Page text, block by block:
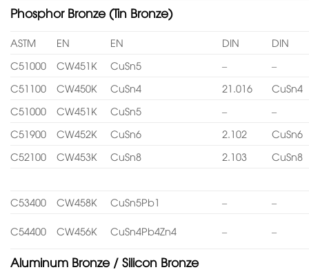
Phosphor Bronze (Tin Bronze)
ASTM EN EN DIN
DIN
C51000
CW451K CuSn5 –
–
C51100
CW450K CuSn4 21.016
CuSn4
C51000
CW451K CuSn5 –
–
C51900
CW452K CuSn6 2.102
CuSn6
C52100
CW453K CuSn8 2.103 CuSn8
C53400 CW458K CuSn5Pb1 – –
C54400 CW456K CuSn4Pb4Zn4 – –
Aluminum Bronze / Silicon Bronze